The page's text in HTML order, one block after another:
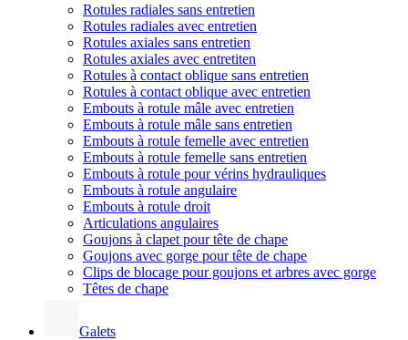
Rotules radiales sans entretien
Rotules radiales avec entretien
Rotules axiales sans entretien
Rotules axiales avec entretiten
Rotules à contact oblique sans entretien
Rotules à contact oblique avec entretien
Embouts à rotule mâle avec entretien
Embouts à rotule mâle sans entretien
Embouts à rotule femelle avec entretien
Embouts à rotule femelle sans entretien
Embouts à rotule pour vérins hydrauliques
Embouts à rotule angulaire
Embouts à rotule droit
Articulations angulaires
Goujons à clapet pour tête de chape
Goujons avec gorge pour tête de chape
Clips de blocage pour goujons et arbres avec gorge
Têtes de chape
Galets